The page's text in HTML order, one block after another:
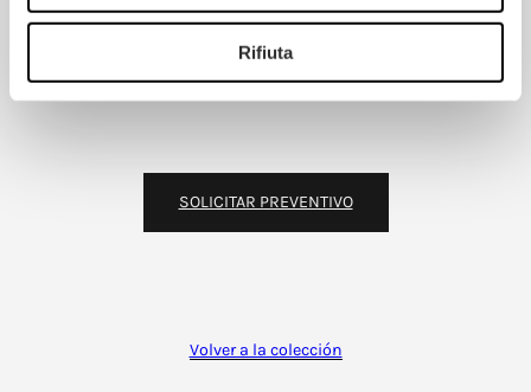
Rifiuta
CLASES DE APARIENCIA
SOLICITAR PREVENTIVO
Volver a la colección